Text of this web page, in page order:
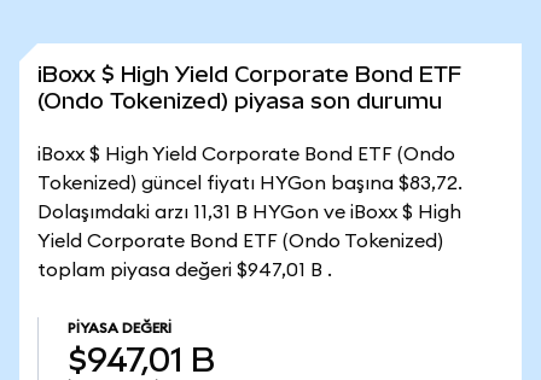
iBoxx $ High Yield Corporate Bond ETF
(Ondo Tokenized) piyasa son durumu
iBoxx $ High Yield Corporate Bond ETF (Ondo
Tokenized) güncel fiyatı HYGon başına $83,72.
Dolaşımdaki arzı 11,31 B HYGon ve iBoxx $ High
Yield Corporate Bond ETF (Ondo Tokenized)
toplam piyasa değeri $947,01 B .
PIYASA DEĞERI
$947,01 B